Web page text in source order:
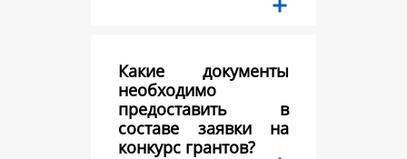
Какие документы
необходимо
предоставить в
составе заявки на
конкурс грантов?